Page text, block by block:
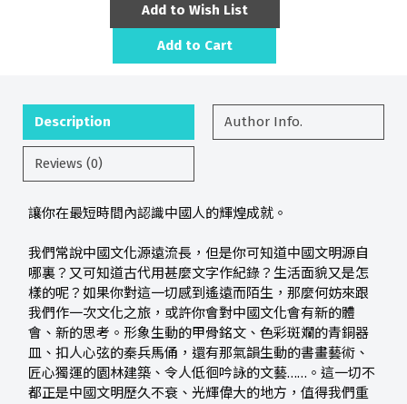
Add to Wish List
Add to Cart
Description Author Info.
Reviews (0)
讓你在最短時間內認識中國人的輝煌成就。
我們常說中國文化源遠流長，但是你可知道中國文明源自
哪裏？又可知道古代用甚麼文字作紀錄？生活面貌又是怎
樣的呢？如果你對這一切感到遙遠而陌生，那麼何妨來跟
我們作一次文化之旅，或許你會對中國文化會有新的體
會、新的思考。形象生動的甲骨銘文、色彩斑斕的青銅器
皿、扣人心弦的秦兵馬俑，還有那氣韻生動的書畫藝術、
匠心獨運的園林建築、令人低徊吟詠的文藝……。這一切不
都正是中國文明歷久不衰、光輝偉大的地方，值得我們重